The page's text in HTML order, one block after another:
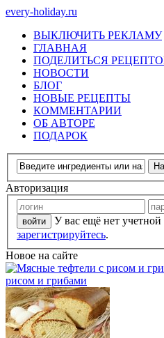
every-holiday.ru
ВЫКЛЮЧИТЬ РЕКЛАМУ
ГЛАВНАЯ
ПОДЕЛИТЬСЯ
НОВОСТИ
БЛОГ
НОВЫЕ РЕЦЕПТЫ
КОММЕНТАРИИ
ОБ АВТОРЕ
ПОДАРОК
Авторизация
У вас ещё нет учетной
зарегистрируйтесь.
Новое на сайте
рисом и грибами